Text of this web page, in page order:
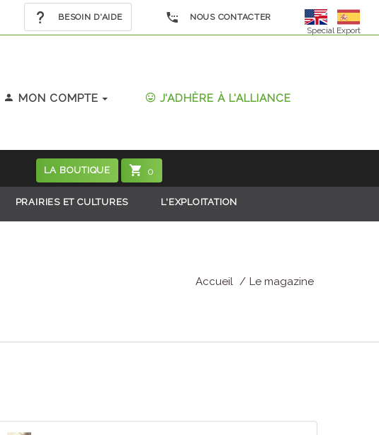
BESOIN D'AIDE
NOUS CONTACTER
Special Export
MON COMPTE J'ADHÈRE À L'ALLIANCE
LA BOUTIQUE 0
PRAIRIES ET CULTURES L'EXPLOITATION
Accueil Le magazine